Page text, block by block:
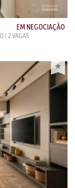
EM NEGOCIAÇÃO
/ 2 VAGAS